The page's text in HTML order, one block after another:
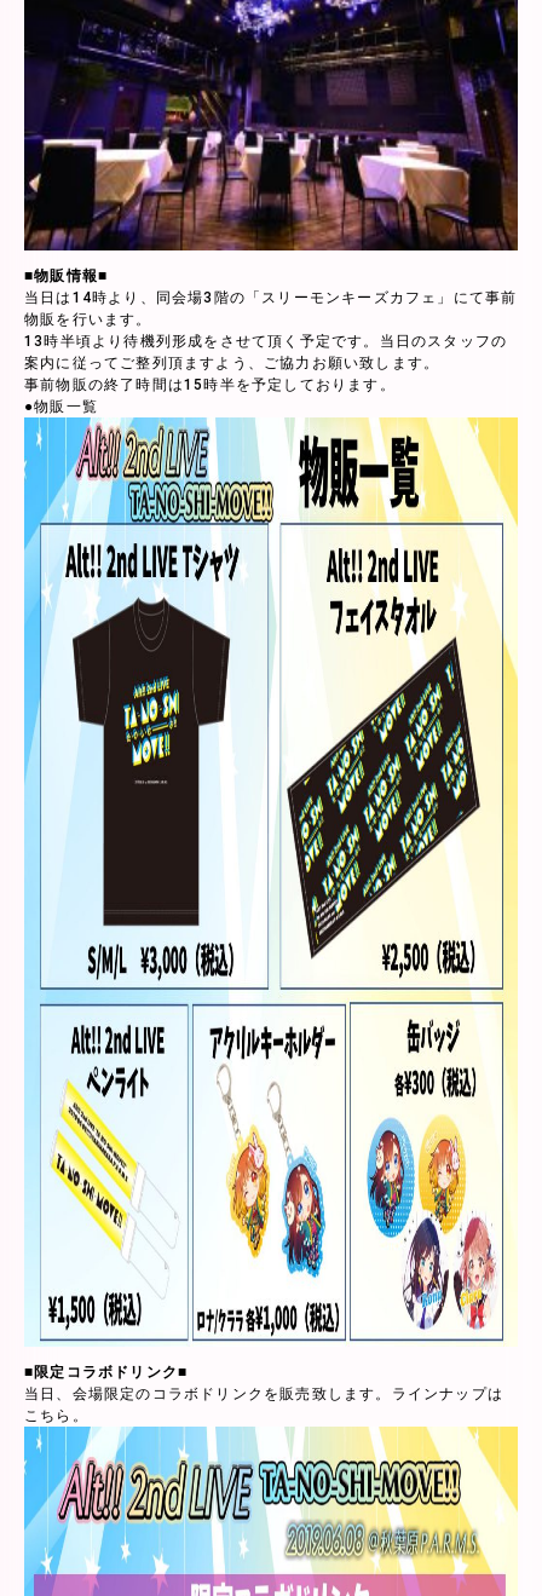
■物販情報■
当日は14時より、同会場3階の「スリーモンキーズカフェ」にて事前
物販を行います。
13時半頃より待機列形成をさせて頂く予定です。当日のスタッフの
案内に従ってご整列頂ますよう、ご協力お願い致します。
事前物販の終了時間は15時半を予定しております。
●物販一覧
■限定コラボドリンク■
当日、会場限定のコラボドリンクを販売致します。ラインナップは
こちら。